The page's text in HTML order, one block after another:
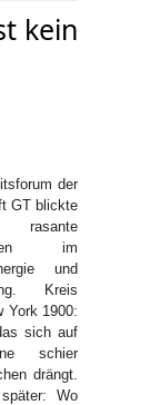
kein
der
GT blickte
im
und
Kreis
York 1900:
sich auf
schier
drängt.
Wo